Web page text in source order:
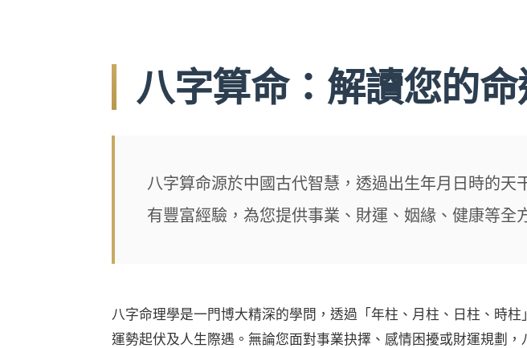
八字算命：解讀您的
八字算命源於中國古代智慧，透過出生年月日時的
有豐富經驗，為您提供事業、財運、姻緣、健康等全
八字命理學是一門博大精深的學問，透過「年柱、月柱、日柱、時
運勢起伏及人生際遇。無論您面對事業抉擇、感情困擾或財運規劃，